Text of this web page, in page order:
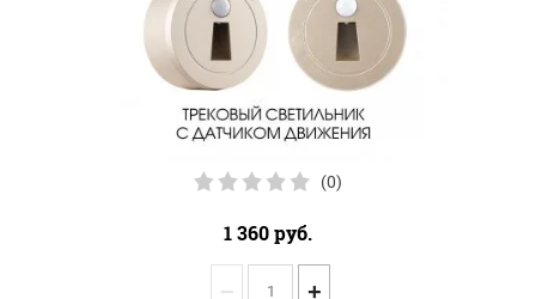
(0)
1 360руб.
− +